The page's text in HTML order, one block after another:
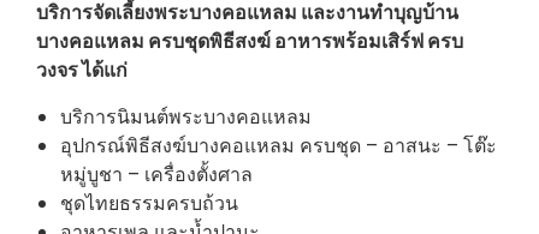
บริการจัดเลี้ยงพระบางคอแหลม และงานทำบุญบ้าน
บางคอแหลม ครบชุดพิธีสงฆ์ อาหารพร้อมเสิร์ฟ ครบ
วงจร ได้แก่
บริการนิมนต์พระบางคอแหลม
อุปกรณ์พิธีสงฆ์บางคอแหลม ครบชุด – อาสนะ – โต๊ะ
หมู่บูชา – เครื่องตั้งศาล
ชุดไทยธรรมครบถ้วน